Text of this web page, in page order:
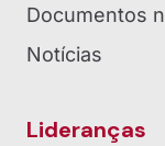
Documentos
Notícias
Lideranças